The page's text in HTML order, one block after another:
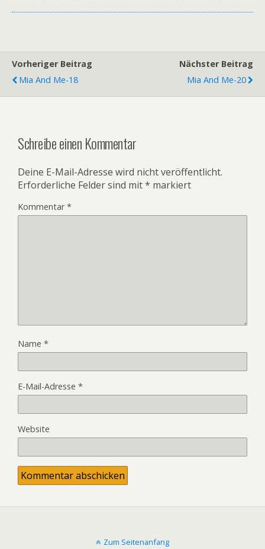
Vorheriger Beitrag
Mia And Me-18
Nächster Beitrag
Mia And Me-20
Schreibe einen Kommentar
Deine E-Mail-Adresse wird nicht veröffentlicht.
Erforderliche Felder sind mit* markiert
Kommentar*
Name *
E-Mail-Adresse *
Website
Zum Seitenanfang